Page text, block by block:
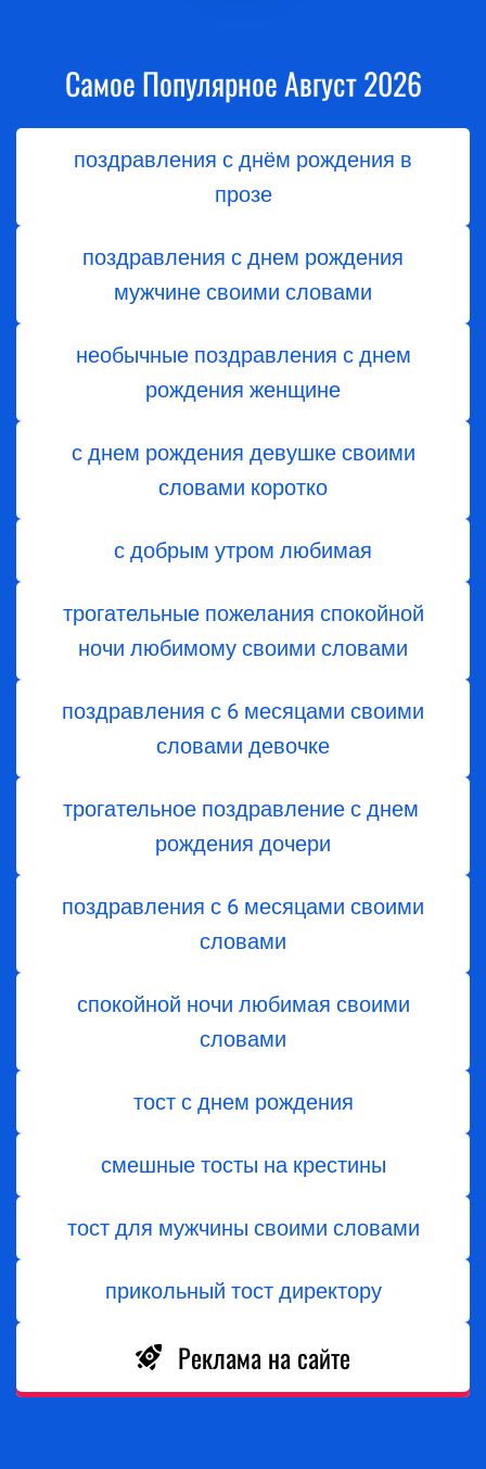
Самое Популярное Август 2026
поздравления с днём рождения в
прозе
поздравления с днем рождения
мужчине своими словами
необычные поздравления с днем
рождения женщине
с днем рождения девушке своими
словами коротко
с добрым утром любимая
трогательные пожелания спокойной
ночи любимому своими словами
поздравления с 6 месяцами своими
словами девочке
трогательное поздравление с днем ​​
рождения дочери
поздравления с 6 месяцами своими
словами
спокойной ночи любимая своими
словами
тост с днем ​​рождения
смешные тосты на крестины
тост для мужчины своими словами
прикольный тост директору
Реклама на сайте